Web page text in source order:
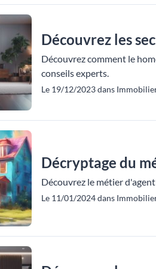
Découvrez les
Découvrez comment le
conseils experts.
Le 19/12/2023 dans
Décryptage du
Découvrez le métier
Le 11/01/2024 dans